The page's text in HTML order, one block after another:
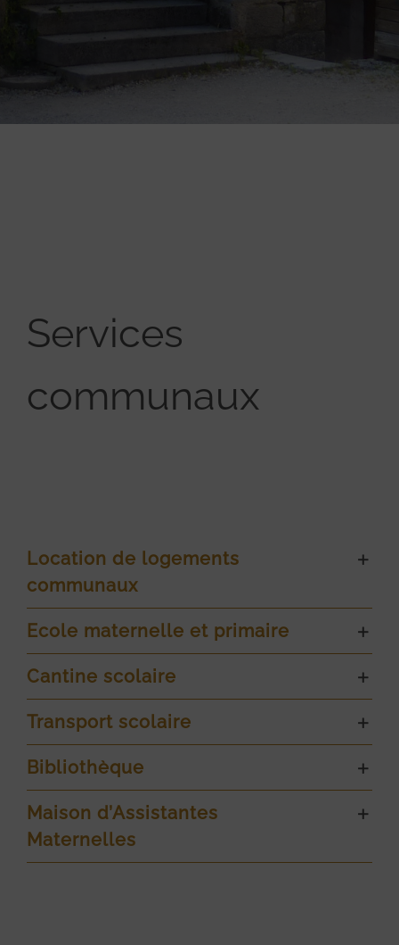
Services
communaux
Location de logements
communaux
Ecole maternelle et primaire
Cantine scolaire
Transport scolaire
Bibliothèque
Maison d’Assistantes
Maternelles